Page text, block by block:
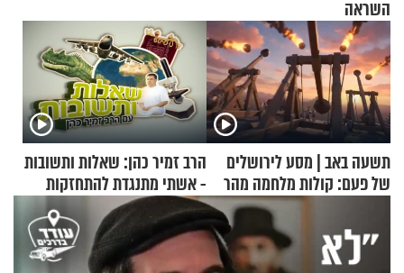
השראה
תשעה באב | מסע לירושלים
של פעם: קולות מלחמה מהר
הרב זמיר כהן: שאלות ותשובות
- אשתי מתנגדת להתחזקות
שלי